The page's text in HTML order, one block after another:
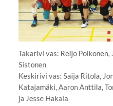
Takarivi vas: Reijo
Sistonen
Keskirivi vas: Saija Ritola,
Katajamäki, Aaron Anttila,
ja Jesse Hakala